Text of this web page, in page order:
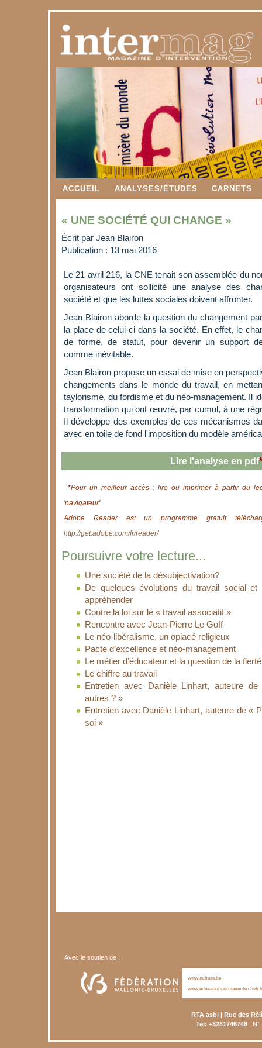
ACCUEIL ANALYSES/ÉTUDES CARNETS
« UNE SOCIÉTÉ QUI CHANGE »
Écrit par Jean Blairon
Publication : 13 mai 2016
Le 21 avril 216, la CNE tenait son assemblée du
organisateurs ont sollicité une analyse des
société et que les luttes sociales doivent affronter.
Jean Blairon aborde la question du changement
la place de celui-ci dans la société. En effet, le
de forme, de statut, pour devenir un support
comme inévitable.
Jean Blairon propose un essai de mise en
changements dans le monde du travail, en
taylorisme, du fordisme et du néo-management. Il
transformation qui ont œuvré, par cumul, à une
Il développe des exemples de ces mécanismes
avec en toile de fond l'imposition du modèle
Lire l'analyse en pdf*
*Pour un meilleur accès : lire ou imprimer à partir du
'navigateur'
Adobe Reader est un programme gratuit
http://get.adobe.com/fr/reader/
Poursuivre votre lecture...
Une société de la désubjectivation?
De quelques évolutions du travail social
appréhender
Contre la loi sur le « travail associatif »
Rencontre avec Jean-Pierre Le Goff
Le néo-libéralisme, un opiacé religieux
Pacte d’excellence et néo-management
Le métier d’éducateur et la question de la
Le chiffre au travail
Entretien avec Danièle Linhart, auteure
autres ? »
Entretien avec Danièle Linhart, auteure de «
soi »
Avec le soutien de :
www.culture.be
RTA asbl | Rue des
Tel: +3281746748| N°